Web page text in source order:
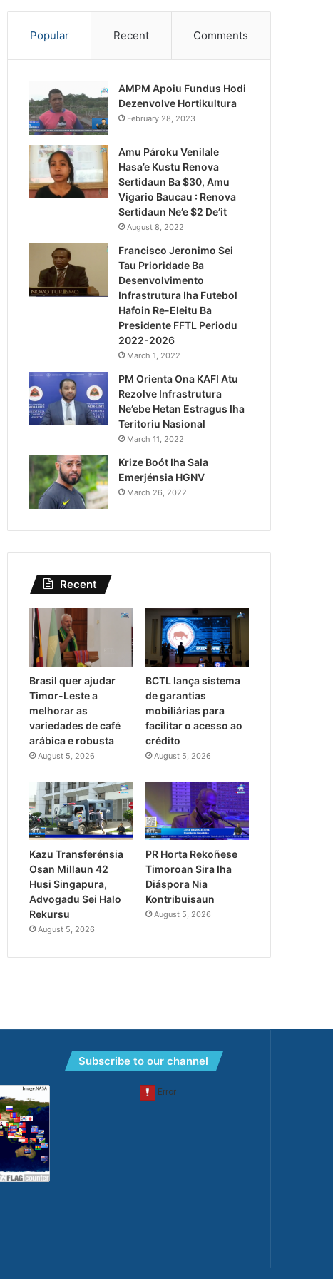
Governu Promete Tau
Minerais no Setór
Popular Recent Comments
AMPM Apoiu Fundus Hodi
Dezenvolve Hortikultura
February 28, 2023
Amu Pároku Venilale
Hasa’e Kustu Renova
Sertidaun Ba $30, Amu
Vigario Baucau : Renova
Sertidaun Ne’e $2 De’it
August 8, 2022
Francisco Jeronimo Sei
Tau Prioridade Ba
Desenvolvimento
Infrastrutura Iha Futebol
Hafoin Re-Eleitu Ba
Presidente FFTL Periodu
2022-2026
March 1, 2022
PM Orienta Ona KAFI Atu
Rezolve Infrastrutura
Ne’ebe Hetan Estragus Iha
Teritoriu Nasional
March 11, 2022
Krize Boót Iha Sala
Emerjénsia HGNV
March 26, 2022
Recent
Brasil quer ajudar
Timor-Leste a
melhorar as
variedades de café
arábica e robusta
August 5, 2026
BCTL lança sistema
de garantias
mobiliárias para
facilitar o acesso ao
crédito
August 5, 2026
Kazu Transferénsia
Osan Millaun 42
Husi Singapura,
Advogadu Sei Halo
Rekursu
August 5, 2026
PR Horta Rekoñese
Timoroan Sira Iha
Diáspora Nia
Kontribuisaun
August 5, 2026
Subscribe to our channel